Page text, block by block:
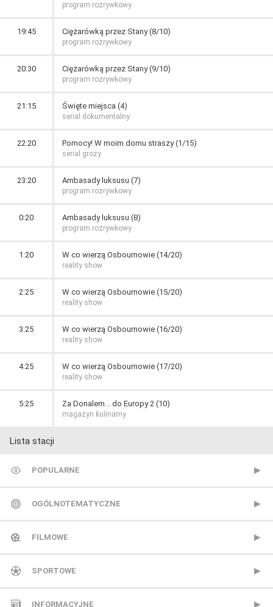
program rozrywkowy
19:45 Ciężarówką przez Stany (8/10)
program rozrywkowy
20:30 Ciężarówką przez Stany (9/10)
program rozrywkowy
21:15 Święte miejsca (4)
serial dokumentalny
22:20 Pomocy! W moim domu straszy (1/15)
serial grozy
23:20 Ambasady luksusu (7)
program rozrywkowy
0:20 Ambasady luksusu (8)
program rozrywkowy
1:20 W co wierzą Osbournowie (14/20)
reality show
2:25 W co wierzą Osbournowie (15/20)
reality show
3:25 W co wierzą Osbournowie (16/20)
reality show
4:25 W co wierzą Osbournowie (17/20)
reality show
5:25 Za Donalem... do Europy 2 (10)
magazyn kulinarny
Lista stacji
POPULARNE
TVP 1
TVP 2
Polsat
TVN
OGÓLNOTEMATYCZNE
Metro TV
Nowa TV
Polonia 1
FILMOWE
13 Ulica
ale kino+
SPORTOWE
CANAL+ Extra 1
INFORMACYJNE